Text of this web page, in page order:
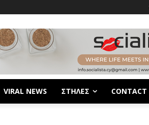
VIRAL NEWS ΣΤΗΛΕΣ CONTACT